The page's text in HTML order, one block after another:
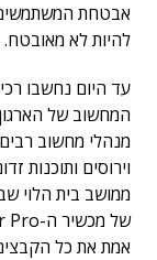
אבטחת
להיות לא מאובטח.
עד היום נחשבו
המחשוב של
מנהלי מחשוב
וירוסים ותוכנות
ממושב בית הלוי
אמת את כל